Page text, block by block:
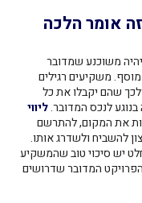
אומר הלכה
משוכנע שמדובר
משקיעים רגילים
שהם יקבלו את כל
לנכס המדובר.ליווי
את המקום, להתרשם
להשביח ולשדרג אותו.
יש סיכוי טוב שהמשקיע
המדובר שדרושים